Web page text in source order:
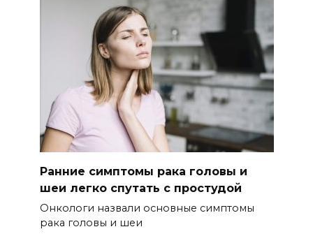
Ранние симптомы рака головы и
шеи легко спутать с простудой
Онкологи назвали основные симптомы
рака головы и шеи